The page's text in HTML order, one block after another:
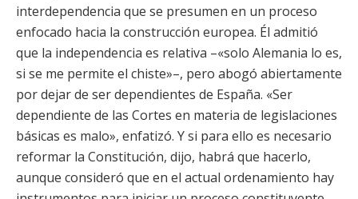
interdependencia que se presumen en un proceso
enfocado hacia la construcción europea. Él admitió
que la independencia es relativa –«solo Alemania lo es,
si se me permite el chiste»–, pero abogó abiertamente
por dejar de ser dependientes de España. «Ser
dependiente de las Cortes en materia de legislaciones
básicas es malo», enfatizó. Y si para ello es necesario
reformar la Constitución, dijo, habrá que hacerlo,
aunque consideró que en el actual ordenamiento hay